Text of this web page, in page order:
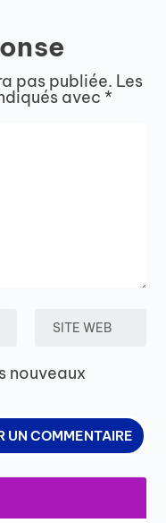
pas publiée. Les
avec *
nouveaux